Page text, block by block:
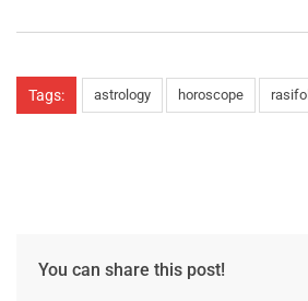
Tags: astrology horoscope rasifol
You can share this post!